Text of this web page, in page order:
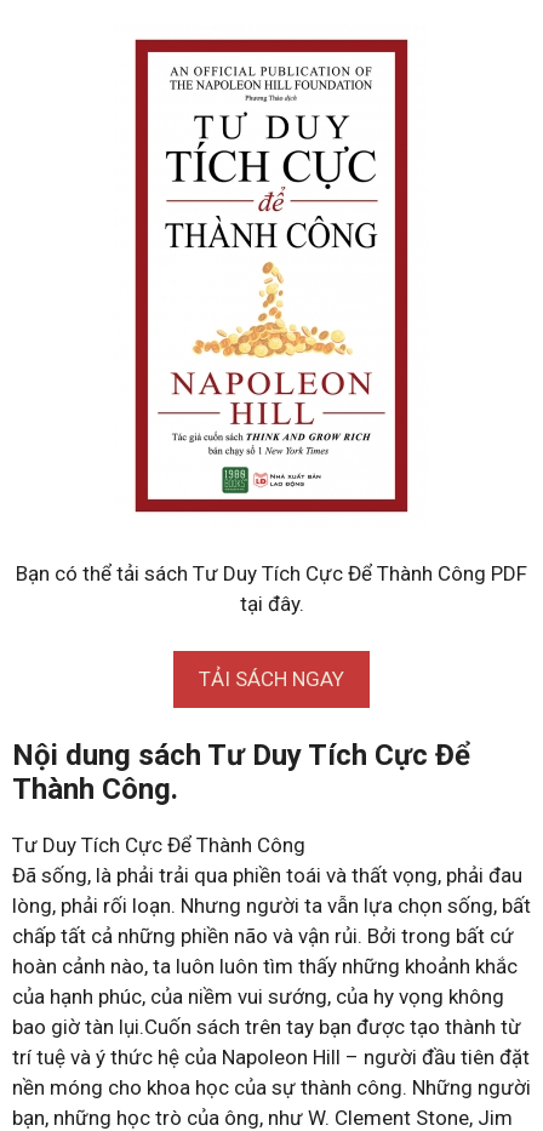
Bạn có thể tải sách Tư Duy Tích Cực Để Thành Công PDF
tại đây.
TẢI SÁCH NGAY
Nội dung sách Tư Duy Tích Cực Để
Thành Công.
Tư Duy Tích Cực Để Thành Công
Đã sống, là phải trải qua phiền toái và thất vọng, phải đau
lòng, phải rối loạn. Nhưng người ta vẫn lựa chọn sống, bất
chấp tất cả những phiền não và vận rủi. Bởi trong bất cứ
hoàn cảnh nào, ta luôn luôn tìm thấy những khoảnh khắc
của hạnh phúc, của niềm vui sướng, của hy vọng không
bao giờ tàn lụi.Cuốn sách trên tay bạn được tạo thành từ
trí tuệ và ý thức hệ của Napoleon Hill – người đầu tiên đặt
nền móng cho khoa học của sự thành công. Những người
bạn, những học trò của ông, như W. Clement Stone, Jim